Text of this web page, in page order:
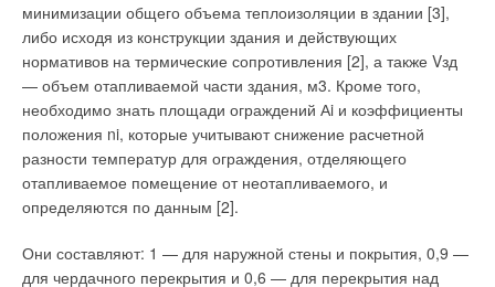
минимизации общего объема теплоизоляции в здании [3],
либо исходя из конструкции здания и действующих
нормативов на термические сопротивления [2], а также Vзд
— объем отапливаемой части здания, м3. Кроме того,
необходимо знать площади ограждений Аi и коэффициенты
положения ni, которые учитывают снижение расчетной
разности температур для ограждения, отделяющего
отапливаемое помещение от неотапливаемого, и
определяются по данным [2].
Они составляют: 1 — для наружной стены и покрытия, 0,9 —
для чердачного перекрытия и 0,6 — для перекрытия над
Если принять стоимость монтажа комплекса за 20%
стоимости оборудования, то общий доход инженерной
компании будет примерно 260 у.е. Как правило,
индивидуальными системами отопления, в которые входит
настенный котел, оборудуются квартиры площадью не
менее 100 м2. Стоимость 1 м2 такого жилья начинается с
800 у.е.
Стоимость комплекса «Teplocom» несущественно повлияет
открыты для сотрудничества и готовы принять участие в
совместных проектах.
температуры воздуха заставит систему увеличить
температуру отопительных приборов, и вскоре в помещении
станет жарко и чрезмерно сухо. Фактически микроклимат
ухудшится, а из всех функций открытого огня будет
использована только одна — декоративная. Аналогичное
несогласование может происходить в любых помещениях
(кухнях, саунах, бассейнах и т.д.), понижая качество жизни и
даже причиняя вред здоровью людей при длительном
воздействии.
Кондиционирование